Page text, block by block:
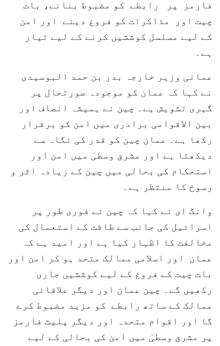
فارمز پر رابطے کو مضبوط بنانے، بات
چیت اور مذاکرات کو فروغ دینے اور امن
کے لیے مسلسل کوششیں کرنے کے لیے تیار
ہے۔
عمانی وزیر خارجہ بدر بن حمد البوسیدی
نے کہا کہ عمان کو موجودہ صورتحال پر
گہری تشویش ہے۔ چین نے ہمیشہ انصاف اور
بین الاقوامی برادری میں امن کو برقرار
رکھا ہے۔ عمان چین کو قدر کی نگاہ سے
دیکھتا ہے اور مشرق وسطیٰ میں امن اور
استحکام کی بحالی میں چین کے زیادہ اثر و
رسوخ کا منتظر ہے۔
وانگ ای نے کہا کہ چین نے فوری طور پر
اسرائیل کی جانب سے طاقت کے استعمال کی
مخالفت کا اظہار کیا ہے اور امید ہے کہ
عمان اور اسلامی ممالک متحد ہو کر امن اور
بات چیت کے فروغ کے لیے کوششیں جاری
رکھیں گے۔ چین عمان اور دیگر علاقائی
ممالک کے ساتھ رابطے کو مزید مضبوط کرے
گا اور اقوام متحدہ اور دیگر پلیٹ فارمز
پر مشرق وسطیٰ میں امن کی بحالی کے لیے